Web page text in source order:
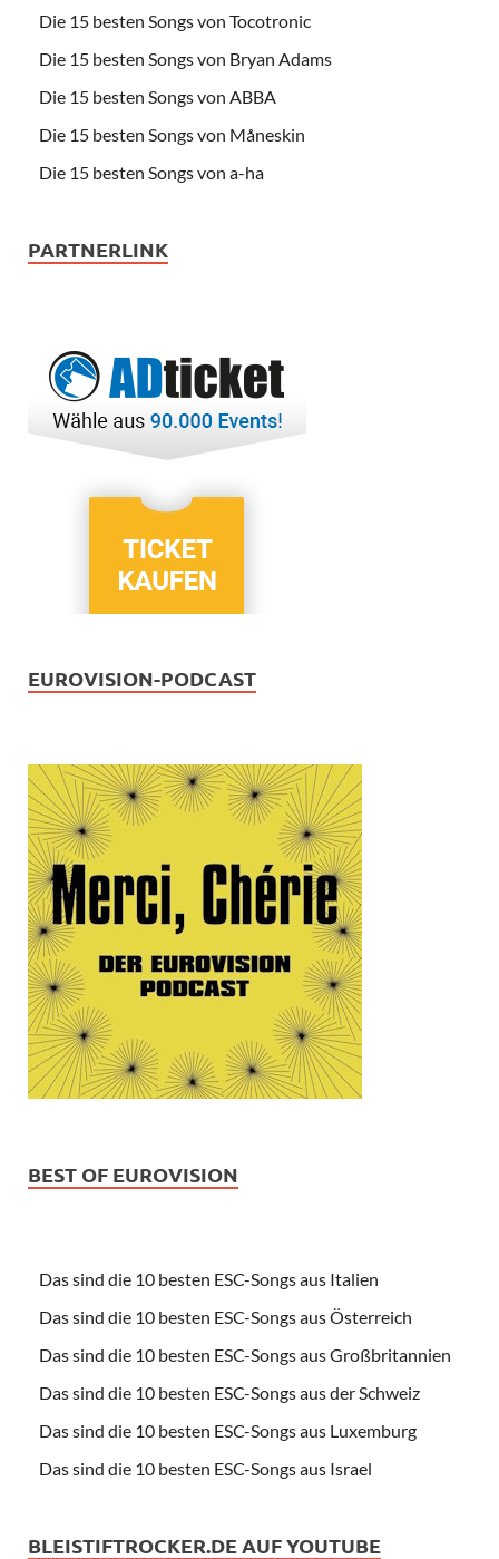
Die 15 besten Songs von Tocotronic
Die 15 besten Songs von Bryan Adams
Die 15 besten Songs von ABBA
Die 15 besten Songs von Måneskin
Die 15 besten Songs von a-ha
PARTNERLINK
EUROVISION-PODCAST
BEST OF EUROVISION
Das sind die 10 besten ESC-Songs aus Italien
Das sind die 10 besten ESC-Songs aus Österreich
Das sind die 10 besten ESC-Songs aus Großbritannien
Das sind die 10 besten ESC-Songs aus der Schweiz
Das sind die 10 besten ESC-Songs aus Luxemburg
Das sind die 10 besten ESC-Songs aus Israel
BLEISTIFTROCKER.DE AUF YOUTUBE